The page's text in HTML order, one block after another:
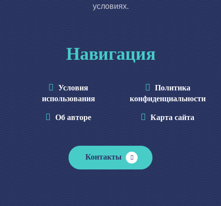
условиях.
Навигация
Условия
использования
Об авторе
Политика
конфиденциальности
Карта сайта
Контакты